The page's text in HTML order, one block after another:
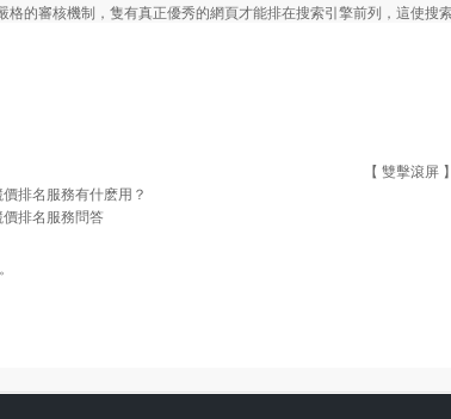
審核機制，隻有真正優秀的網頁才能排在搜索引擎前列，這使搜索
【 雙擊滾屏
排名服務有什麽用？
排名服務問答